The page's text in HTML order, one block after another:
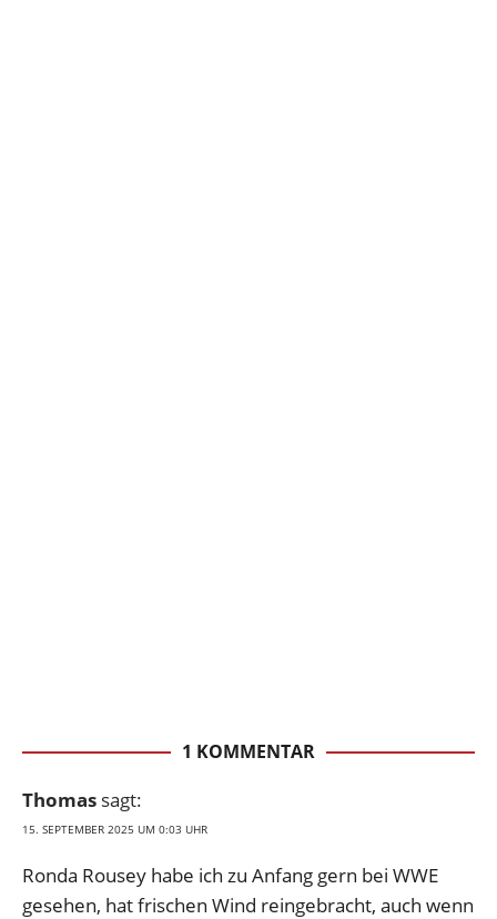
1 KOMMENTAR
Thomas sagt:
15. SEPTEMBER 2025 UM 0:03 UHR
Ronda Rousey habe ich zu Anfang gern bei WWE
gesehen, hat frischen Wind reingebracht, auch wenn